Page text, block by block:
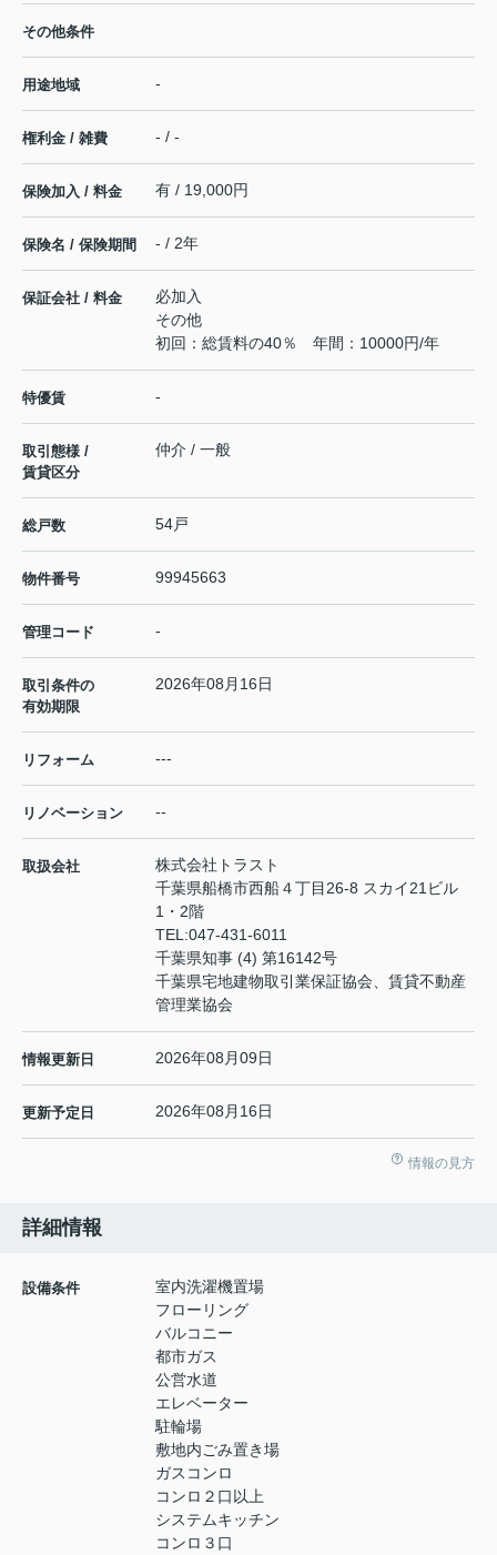
その他条件
用途地域 -
権利金 / 雑費 - / -
保険加入 / 料金 有 / 19,000円
保険名 / 保険期間 - / 2年
保証会社 / 料金
必加入
その他
初回：総賃料の40％ 年間：10000円/年
特優賃 -
取引態様 /
賃貸区分
仲介 / 一般
総戸数 54戸
物件番号 99945663
管理コード -
取引条件の
有効期限
2026年08月16日
リフォーム ---
リノベーション --
取扱会社
株式会社トラスト
千葉県船橋市西船４丁目26-8 スカイ21ビル
1・2階
TEL:047-431-6011
千葉県知事 (4) 第16142号
千葉県宅地建物取引業保証協会、賃貸不動産
管理業協会
情報更新日 2026年08月09日
更新予定日 2026年08月16日
情報の見方
詳細情報
設備条件
室内洗濯機置場
フローリング
バルコニー
都市ガス
公営水道
エレベーター
駐輪場
敷地内ごみ置き場
ガスコンロ
コンロ２口以上
システムキッチン
コンロ３口